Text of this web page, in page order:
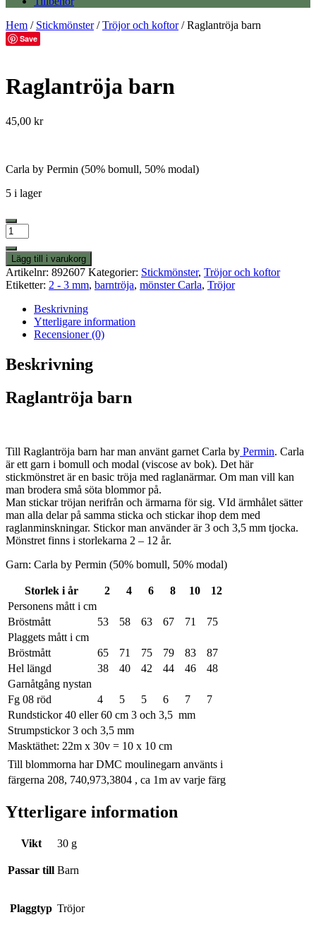
Hem / Stickmönster/Tröjor och koftor/ Raglantröja barn
Save
Raglantröja barn
45,00 kr
Carla by Permin (50% bomull, 50% modal)
5 i lager
Raglantröja
barn
mängd
Lägg till i varukorg
Artikelnr: 892607 Kategorier: Stickmönster, Tröjor och koftor
Etiketter: 2 - 3 mm, barntröja, mönster Carla, Tröjor
Beskrivning
Ytterligare information
Recensioner (0)
Beskrivning
Raglantröja barn
Till Raglantröja barn har man använt garnet Carla by Permin. Carla
är ett garn i bomull och modal (viscose av bok). Det här
stickmönstret är en basic tröja med raglanärmar. Om man vill kan
man brodera små söta blommor på.
Man stickar tröjan nerifrån och ärmarna för sig. VId ärmhålet sätter
man alla delar på samma sticka och stickar ihop dem med
raglanminskningar. Stickor man använder är 3 och 3,5 mm tjocka.
Mönstret finns i storlekarna 2 – 12 år.
Garn: Carla by Permin (50% bomull, 50% modal)
Storlek i år 2 4 6 8 10
12
Personens mått i cm
Bröstmått
53 58 63 67 71
75
Plaggets mått i cm
Bröstmått
65 71 75 79 83
87
Hel längd
38 40 42 44 46
48
Garnåtgång nystan
Fg 08 röd
4 5 5 6 7
7
Rundstickor 40 eller 60 cm 3 och 3,5 mm
Strumpstickor 3 och 3,5 mm
Masktäthet: 22m x 30v = 10 x 10 cm
Till blommorna har DMC moulinegarn använts i
färgerna 208, 740,973,3804 , ca 1m av varje färg
Ytterligare information
Vikt 30 g
Passar till Barn
Plaggtyp Tröjor